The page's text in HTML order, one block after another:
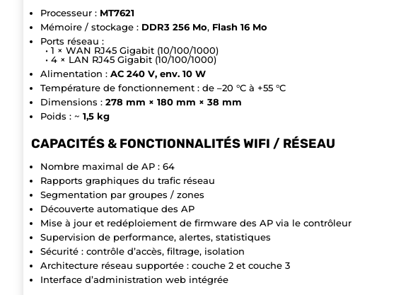
Processeur : MT7621
Mémoire / stockage : DDR3 256 Mo, Flash 16 Mo
Ports réseau :
• 1 × WAN RJ45 Gigabit (10/100/1000)
• 4 × LAN RJ45 Gigabit (10/100/1000)
Alimentation : AC 240 V, env. 10 W
Température de fonctionnement : de –20 °C à +55 °C
Dimensions : 278 mm × 180 mm × 38 mm
Poids : ~ 1,5 kg
CAPACITÉS & FONCTIONNALITÉS WIFI / RÉSEAU
Nombre maximal de AP : 64
Rapports graphiques du trafic réseau
Segmentation par groupes / zones
Découverte automatique des AP
Mise à jour et redéploiement de firmware des AP via le contrôleur
Supervision de performance, alertes, statistiques
Sécurité : contrôle d’accès, filtrage, isolation
Architecture réseau supportée : couche 2 et couche 3
Interface d’administration web intégrée